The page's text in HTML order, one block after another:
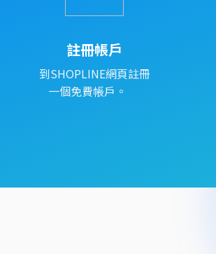
註冊帳戶
到SHOPLINE網頁註冊
一個免費帳戶。